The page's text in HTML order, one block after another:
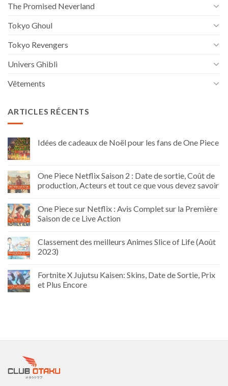
The Promised Neverland
Tokyo Ghoul
Tokyo Revengers
Univers Ghibli
Vêtements
ARTICLES RÉCENTS
Idées de cadeaux de Noël pour les fans de One Piece
One Piece Netflix Saison 2 : Date de sortie, Coût de
production, Acteurs et tout ce que vous devez savoir
One Piece sur Netflix : Avis Complet sur la Première
Saison de ce Live Action
Classement des meilleurs Animes Slice of Life (Août
2023)
Fortnite X Jujutsu Kaisen: Skins, Date de Sortie, Prix
et Plus Encore